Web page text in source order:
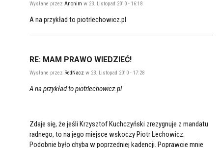
Wysłane przez Anonim w 23. Listopad 2010 - 16:18
A na przykład to piotrlechowicz.pl
RE: MAM PRAWO WIEDZIEĆ!
Wysłane przez RedNacz w 23. Listopad 2010 - 17:28
A na przykład to piotrlechowicz.pl
Zdaje się, że jeśli Krzysztof Kuchczyński zrezygnuje z mandatu
radnego, to na jego miejsce wskoczy Piotr Lechowicz.
Podobnie było chyba w poprzedniej kadencji. Poprawcie mnie